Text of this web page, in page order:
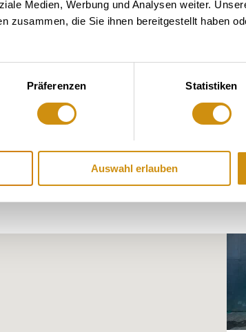
Medien, Werbung und Analysen weiter.
zusammen, die Sie ihnen bereitgestellt haben
Präferenzen Statistiken
Auswahl erlauben
learn more